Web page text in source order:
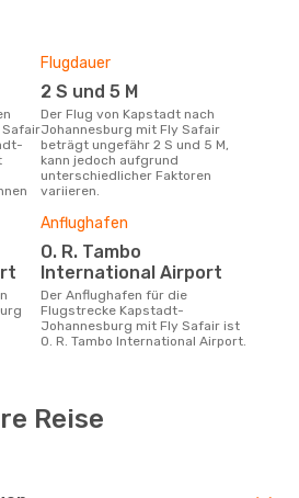
Safair
Flugdauer
2 S und 5 M
Der Flug von Kapstadt nach
Johannesburg mit Fly Safair
beträgt ungefähr 2 S und 5 M,
kann jedoch aufgrund
unterschiedlicher Faktoren
variieren.
Anflughafen
O. R. Tambo
International Airport
Der Anflughafen für die
Flugstrecke Kapstadt-
Johannesburg mit Fly Safair ist
O. R. Tambo International Airport.
Reise